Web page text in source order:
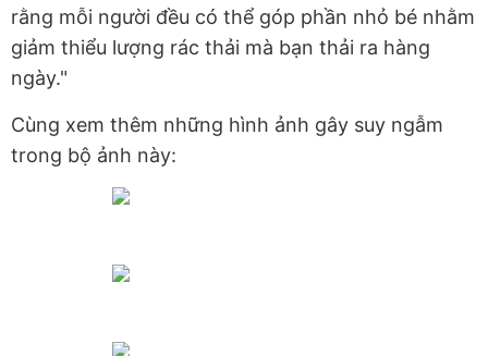
rằng mỗi người đều có thể góp phần nhỏ bé nhằm
giảm thiểu lượng rác thải mà bạn thải ra hàng
ngày."
Cùng xem thêm những hình ảnh gây suy ngẫm
trong bộ ảnh này: